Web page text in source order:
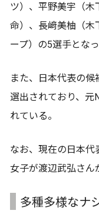
ツ）、平野美宇（木
命）、長﨑美柚（木
ープ）の5選手となっ
また、日本代表の
選出されており、元
れている。
なお、現在の日本代
女子が渡辺武弘さん
多種多様なナ